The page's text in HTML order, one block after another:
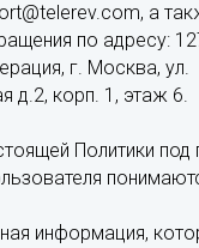
а
по адресу:
г. Москва, ул.
д.2, корп. 1, этаж 6.
Политики под
информация,